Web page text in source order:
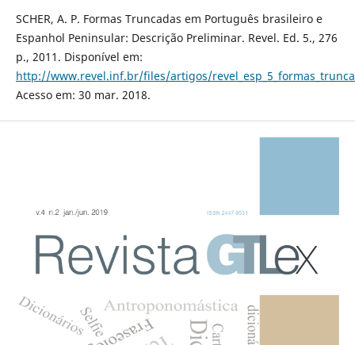
SCHER, A. P. Formas Truncadas em Português brasileiro e
Espanhol Peninsular: Descrição Preliminar. Revel. Ed. 5., 276
p., 2011. Disponível em:
http://www.revel.inf.br/files/artigos/
Acesso em: 30 mar. 2018.